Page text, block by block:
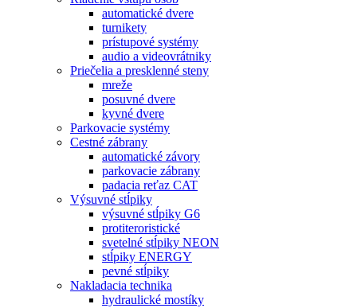
automatické dvere
turnikety
prístupové systémy
audio a videovrátniky
Priečelia a presklenné steny
mreže
posuvné dvere
kyvné dvere
Parkovacie systémy
Cestné zábrany
automatické závory
parkovacie zábrany
padacia reťaz CAT
Výsuvné stĺpiky
výsuvné stĺpiky G6
protiteroristické
svetelné stĺpiky NEON
stĺpiky ENERGY
pevné stĺpiky
Nakladacia technika
hydraulické mostíky